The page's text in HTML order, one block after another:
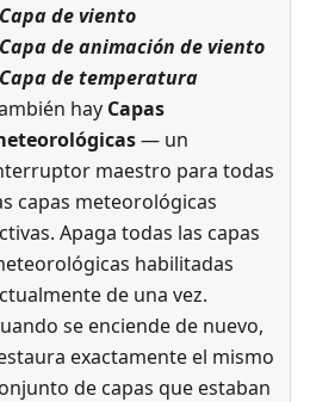
Capa de viento
Capa de animación de viento
Capa de temperatura
hay Capas
— un
maestro para todas
capas meteorológicas
Apaga todas las capas
habilitadas
de una vez.
se enciende de nuevo,
exactamente el mismo
de capas que estaban